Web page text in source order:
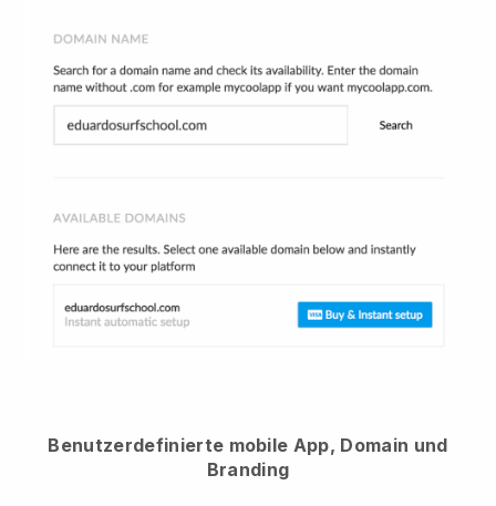
Benutzerdefinierte mobile App, Domain und
Branding